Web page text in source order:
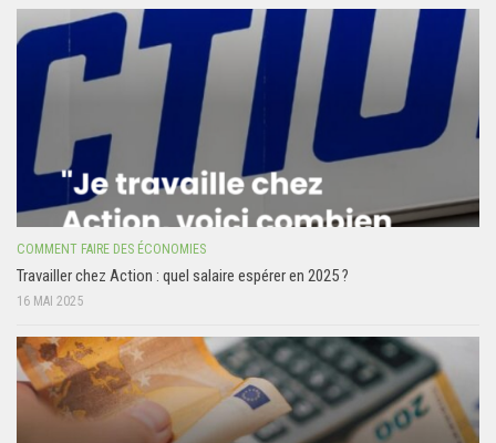
COMMENT FAIRE DES ÉCONOMIES
Travailler chez Action : quel salaire espérer en 2025 ?
16 MAI 2025